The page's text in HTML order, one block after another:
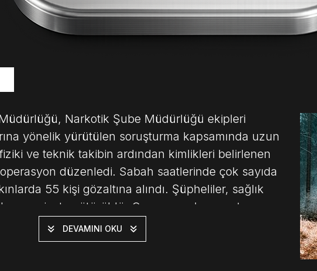
Narkotik Şube Müdürlüğü ekipleri
yönelik yürütülen soruşturma kapsamında uzun
ve teknik takibin ardından kimlikleri belirlenen
düzenledi. Sabah saatlerinde çok sayıda
55 kişi gözaltına alındı. Şüpheliler, sağlık
emniyete götürüldü. Operasyonda, uyuşturucu
miktarda maddeye el konuldu. Ele […]
DEVAMINI OKU